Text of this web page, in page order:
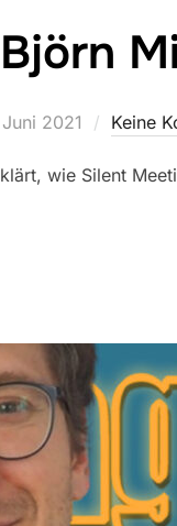
2021 Keine
wie Silent